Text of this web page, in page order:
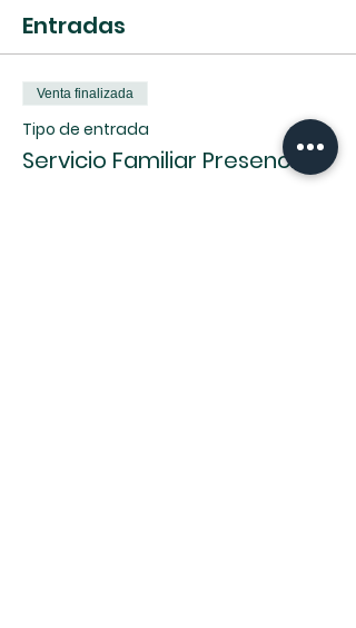
Entradas
Venta finalizada
Tipo de entrada
Servicio Familiar Presencial